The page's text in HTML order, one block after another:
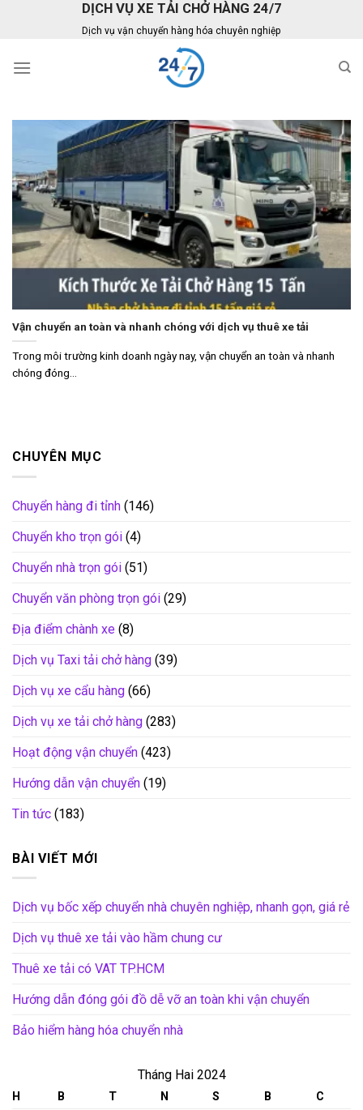
DỊCH VỤ XE TẢI CHỞ HÀNG 24/7
Dịch vụ vận chuyển hàng hóa chuyên nghiệp
Vận chuyển an toàn và nhanh chóng với dịch vụ thuê xe tải
Trong môi trường kinh doanh ngày nay, vận chuyển an toàn và nhanh
chóng đóng...
CHUYÊN MỤC
Chuyển hàng đi tỉnh (146)
Chuyển kho trọn gói (4)
Chuyển nhà trọn gói (51)
Chuyển văn phòng trọn gói (29)
Địa điểm chành xe (8)
Dịch vụ Taxi tải chở hàng (39)
Dịch vụ xe cẩu hàng (66)
Dịch vụ xe tải chở hàng (283)
Hoạt động vận chuyển (423)
Hướng dẫn vận chuyển (19)
Tin tức (183)
BÀI VIẾT MỚI
Dịch vụ bốc xếp chuyển nhà chuyên nghiệp, nhanh gọn, giá rẻ
Dịch vụ thuê xe tải vào hầm chung cư
Thuê xe tải có VAT TP.HCM
Hướng dẫn đóng gói đồ dễ vỡ an toàn khi vận chuyển
Bảo hiểm hàng hóa chuyển nhà
Tháng Hai 2024
H B T N S B
C